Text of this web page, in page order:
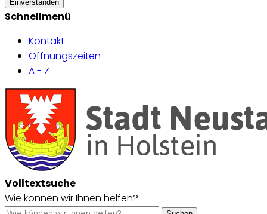
Einverstanden
Schnellmenü
Kontakt
Öffnungszeiten
A - Z
Volltextsuche
Wie können wir Ihnen helfen?